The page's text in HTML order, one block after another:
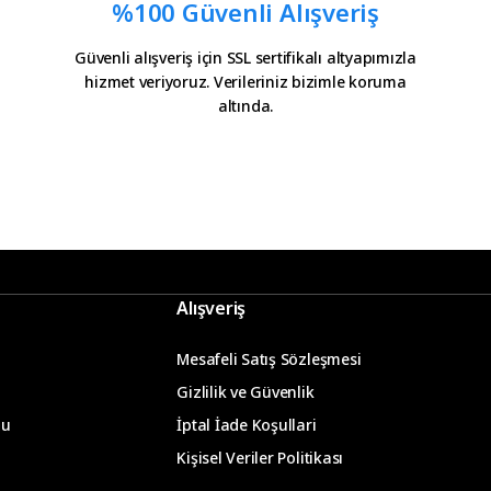
olatak bilgilendirme
tesekkurler kampa
%100 Güvenli Alışveriş
Güvenli alışveriş için SSL sertifikalı altyapımızla
hizmet veriyoruz. Verileriniz bizimle koruma
altında.
Alışveriş
Mesafeli Satış Sözleşmesi
Gizlilik ve Güvenlik
İptal İade Koşullari
Kişisel Veriler Politikası